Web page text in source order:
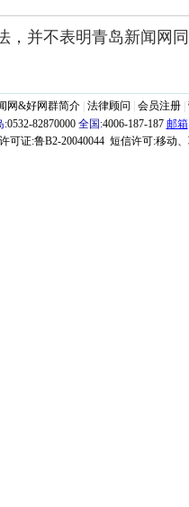
，并不表明青岛新闻网